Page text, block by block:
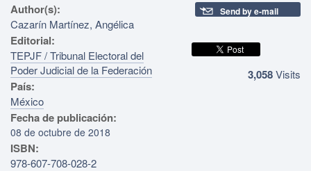
Author(s):
Cazarín Martínez, Angélica
Editorial:
TEPJF / Tribunal Electoral del
Poder Judicial de la Federación
País:
México
Fecha de publicación:
08 de octubre de 2018
ISBN:
978-607-708-028-2
Send by e-mail
3,058Visits